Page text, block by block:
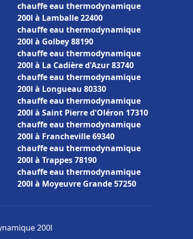
chauffe eau thermodynamique
200l à Lamballe 22400
chauffe eau thermodynamique
200l à Golbey 88190
chauffe eau thermodynamique
200l à La Cadière d'Azur 83740
chauffe eau thermodynamique
200l à Longueau 80330
chauffe eau thermodynamique
200l à Saint Pierre d'Oléron 17310
chauffe eau thermodynamique
200l à Francheville 69340
chauffe eau thermodynamique
200l à Trappes 78190
chauffe eau thermodynamique
200l à Moyeuvre Grande 57250
200l